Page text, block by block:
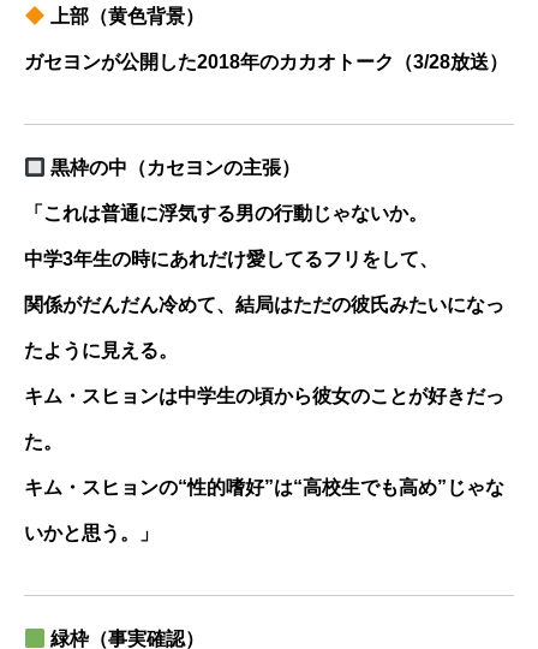
上部（黄色背景）
ガセヨンが公開した2018年のカカオトーク（3/28放送）
黒枠の中（カセヨンの主張）
「これは普通に浮気する男の行動じゃないか。
中学3年生の時にあれだけ愛してるフリをして、
関係がだんだん冷めて、結局はただの彼氏みたいになっ
たように見える。
キム・スヒョンは中学生の頃から彼女のことが好きだっ
た。
キム・スヒョンの“性的嗜好”は“高校生でも高め”じゃな
いかと思う。」
緑枠（事実確認）